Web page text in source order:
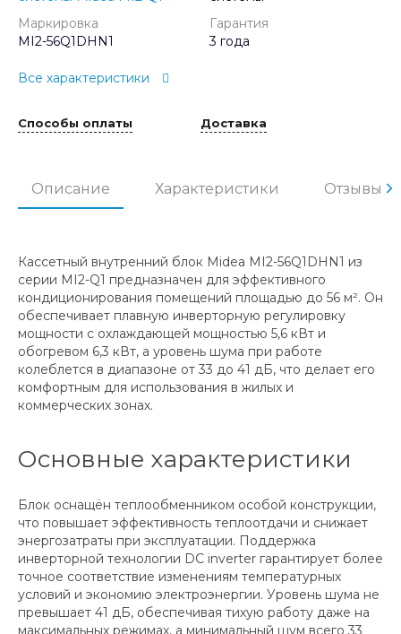
Маркировка
MI2-56Q1DHN1
Гарантия
3 года
Все характеристики
Способы оплаты Доставка
Описание Характеристики Отзывы
Кассетный внутренний блок Midea MI2-56Q1DHN1 из
серии MI2-Q1 предназначен для эффективного
кондиционирования помещений площадью до 56 м². Он
обеспечивает плавную инверторную регулировку
мощности с охлаждающей мощностью 5,6 кВт и
обогревом 6,3 кВт, а уровень шума при работе
колеблется в диапазоне от 33 до 41 дБ, что делает его
комфортным для использования в жилых и
коммерческих зонах.
Основные характеристики
Блок оснащён теплообменником особой конструкции,
что повышает эффективность теплоотдачи и снижает
энергозатраты при эксплуатации. Поддержка
инверторной технологии DC inverter гарантирует более
точное соответствие изменениям температурных
условий и экономию электроэнергии. Уровень шума не
превышает 41 дБ, обеспечивая тихую работу даже на
максимальных режимах, а минимальный шум всего 33